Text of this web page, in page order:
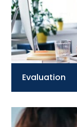
Evaluation